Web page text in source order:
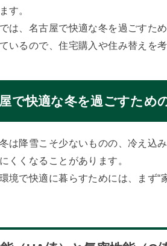
す。
は、名古屋で快適な冬を過ごすた
いるので、住宅購入や住み替えを
で快適な冬を過ごすため
は降雪こそ少ないものの、冷え込
くくなることがあります。
境で快適に暮らすためには、まず